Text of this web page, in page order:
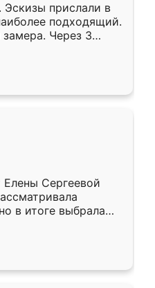
Эскизы прислали в
подходящий.
Через 3
Остались
Ренессанс
работу!
Елены Сергеевой
в итоге выбрала
условия, потом
спокойно объяснил
в срок, с